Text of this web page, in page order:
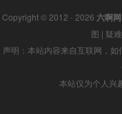
Copyright © 2012 - 2026 六啊网
图 | 疑
声明：本站内容来自互联网，
本站仅为个人兴